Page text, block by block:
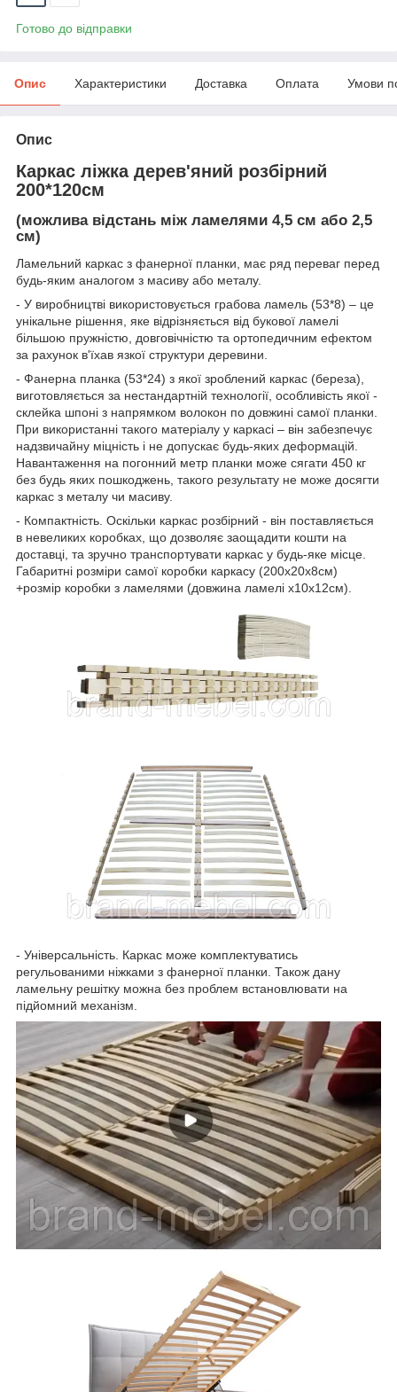
Готово до відправки
Опис Характеристики Доставка Оплата Умови
Опис
Каркас ліжка дерев'яний розбірний
200*120см
(можлива відстань між ламелями 4,5 см або 2,5
см)
Ламельний каркас з фанерної планки, має ряд переваг перед
будь-яким аналогом з масиву або металу.
- У виробництві використовується грабова ламель (53*8) – це
унікальне рішення, яке відрізняється від букової ламелі
більшою пружністю, довговічністю та ортопедичним ефектом
за рахунок в'їхав язкої структури деревини.
- Фанерна планка (53*24) з якої зроблений каркас (береза),
виготовляється за нестандартній технології, особливість якої -
склейка шпоні з напрямком волокон по довжині самої планки.
При використанні такого матеріалу у каркасі – він забезпечує
надзвичайну міцність і не допускає будь-яких деформацій.
Навантаження на погонний метр планки може сягати 450 кг
без будь яких пошкоджень, такого результату не може досягти
каркас з металу чи масиву.
- Компактність. Оскільки каркас розбірний - він поставляється
в невеликих коробках, що дозволяє заощадити кошти на
доставці, та зручно транспортувати каркас у будь-яке місце.
Габаритні розміри самої коробки каркасу (200х20х8см)
+розмір коробки з ламелями (довжина ламелі х10х12см).
- Універсальність. Каркас може комплектуватись
регульованими ніжками з фанерної планки. Також дану
ламельну решітку можна без проблем встановлювати на
підйомний механізм.